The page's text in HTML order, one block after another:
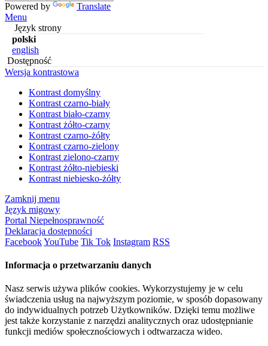
Powered by
Translate
Menu
Język strony
polski
english
Dostępność
Wersja kontrastowa
Kontrast domyślny
Kontrast czarno-biały
Kontrast biało-czarny
Kontrast żółto-czarny
Kontrast czarno-żółty
Kontrast czarno-zielony
Kontrast zielono-czarny
Kontrast żółto-niebieski
Kontrast niebiesko-żółty
Zamknij menu
Język migowy
Portal Niepełnosprawność
Deklaracja dostępności
FacebookYouTube Tik Tok Instagram RSS
Informacja o przetwarzaniu danych
Nasz serwis używa plików cookies. Wykorzystujemy je w celu
świadczenia usług na najwyższym poziomie, w sposób dopasowany
do indywidualnych potrzeb Użytkowników. Dzięki temu możliwe
jest także korzystanie z narzędzi analitycznych oraz udostępnianie
funkcji mediów społecznościowych i odtwarzacza wideo.